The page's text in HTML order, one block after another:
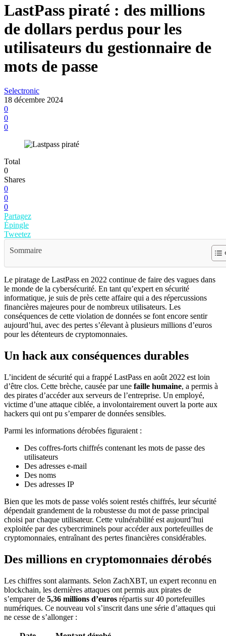
LastPass piraté : des millions
de dollars perdus pour les
utilisateurs du gestionnaire de
mots de passe
Selectronic
18 décembre 2024
0
0
0
Total
0
Shares
0
0
0
Partagez
Épingle
Tweetez
Sommaire
Le piratage de LastPass en 2022 continue de faire des vagues dans
le monde de la cybersécurité. En tant qu’expert en sécurité
informatique, je suis de près cette affaire qui a des répercussions
financières majeures pour de nombreux utilisateurs. Les
conséquences de cette violation de données se font encore sentir
aujourd’hui, avec des pertes s’élevant à plusieurs millions d’euros
pour les détenteurs de cryptomonnaies.
Un hack aux conséquences durables
L’incident de sécurité qui a frappé LastPass en août 2022 est loin
d’être clos. Cette brèche, causée par une faille humaine, a permis à
des pirates d’accéder aux serveurs de l’entreprise. Un employé,
victime d’une attaque ciblée, a involontairement ouvert la porte aux
hackers qui ont pu s’emparer de données sensibles.
Parmi les informations dérobées figuraient :
Des coffres-forts chiffrés contenant les mots de passe des
utilisateurs
Des adresses e-mail
Des noms
Des adresses IP
Bien que les mots de passe volés soient restés chiffrés, leur sécurité
dépendait grandement de la robustesse du mot de passe principal
choisi par chaque utilisateur. Cette vulnérabilité est aujourd’hui
exploitée par des cybercriminels pour accéder aux portefeuilles de
cryptomonnaies, entraînant des pertes financières considérables.
Des millions en cryptomonnaies dérobés
Les chiffres sont alarmants. Selon ZachXBT, un expert reconnu en
blockchain, les dernières attaques ont permis aux pirates de
s’emparer de 5,36 millions d’euros répartis sur 40 portefeuilles
numériques. Ce nouveau vol s’inscrit dans une série d’attaques qui
ne cesse de s’allonger :